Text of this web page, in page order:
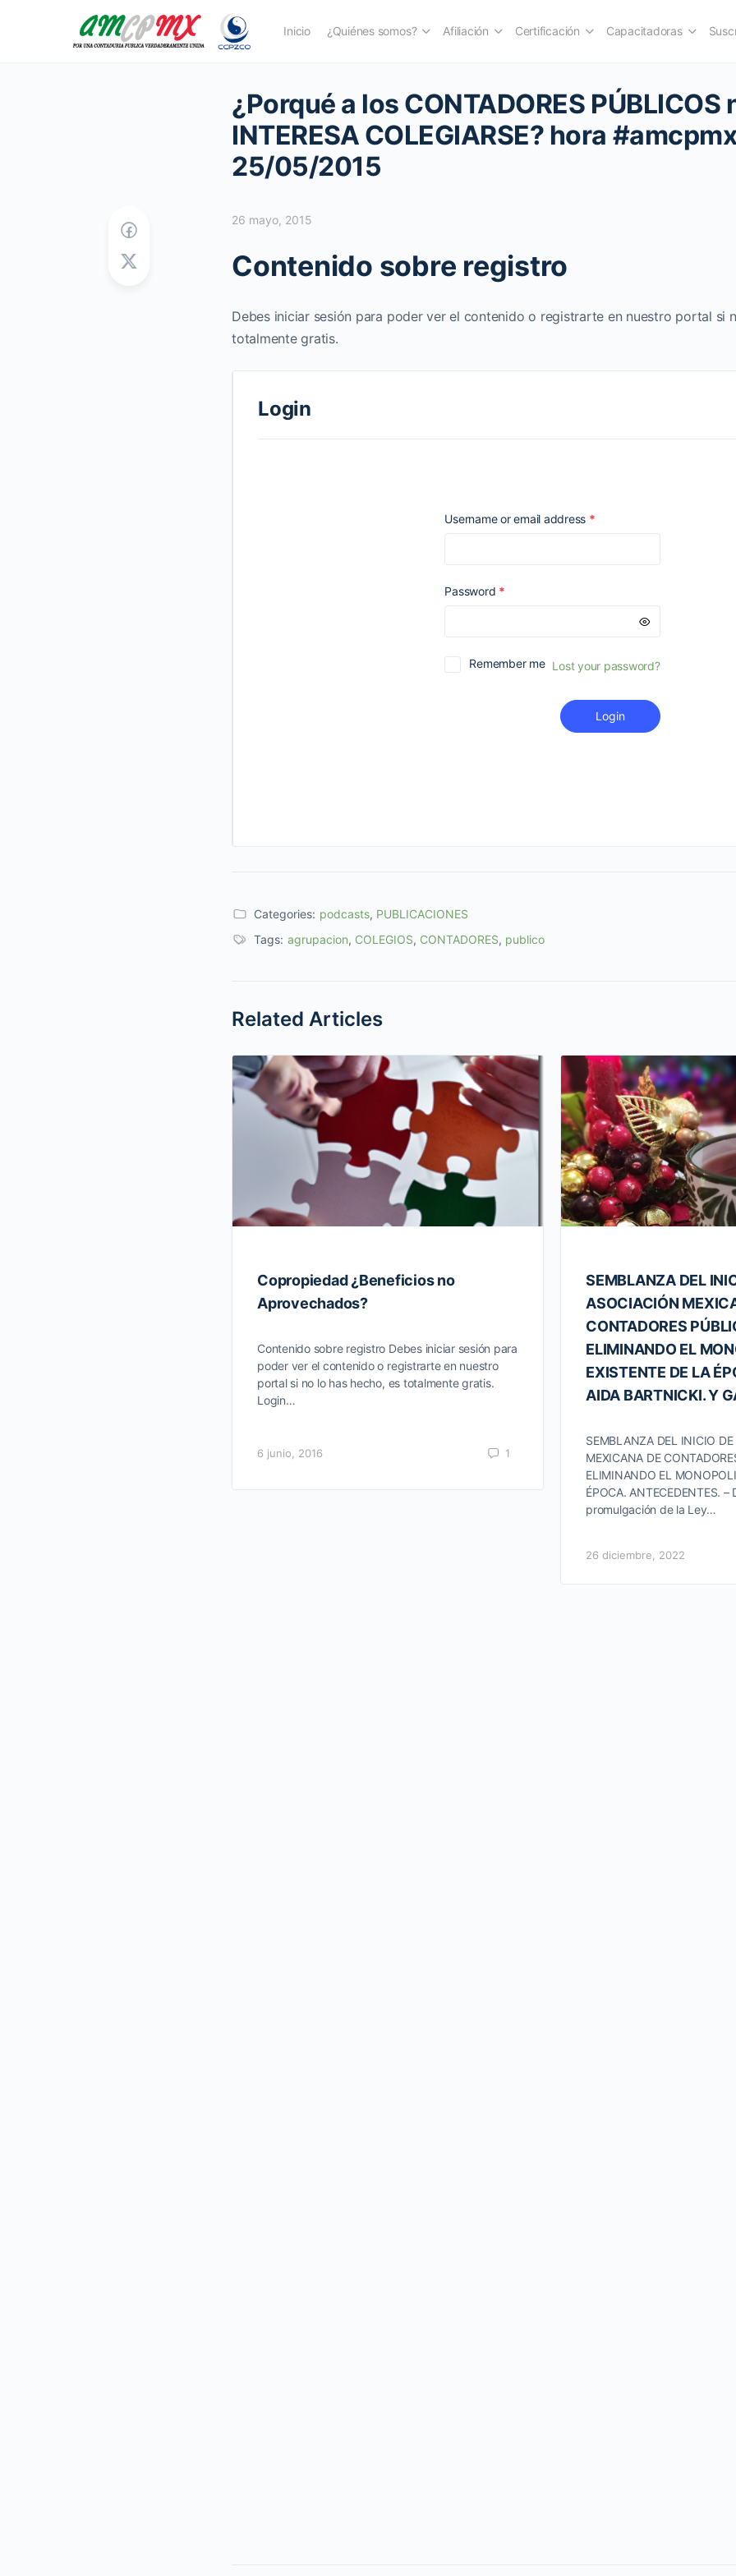
Inicio ¿Quiénes somos? Afiliación Certificación Capacitadoras
¿Porqué a los CONTADORES PÚBLICOS
INTERESA COLEGIARSE? hora
25/05/2015
26 mayo, 2015
Contenido sobre registro
Debes iniciar sesión para poder ver el contenido o registrarte en nuestro portal si
totalmente gratis.
Login
Username or email address *Required
Password *Required
Remember me Lost your password?
Login
Categories: podcasts, PUBLICACIONES
Tags: agrupacion, COLEGIOS, CONTADORES, publico
Related Articles
Copropiedad ¿Beneficios no
Aprovechados?
Contenido sobre registro Debes iniciar sesión para
poder ver el contenido o registrarte en nuestro
portal si no lo has hecho, es totalmente gratis.
Login…
6 junio, 2016 1
SEMBLANZA DEL
ASOCIACIÓN
CONTADORES
ELIMINANDO EL
EXISTENTE DE LA
AIDA BARTNICKI. Y
SEMBLANZA DEL INICIO
MEXICANA DE
ELIMINANDO EL
ÉPOCA. ANTECEDENTES. –
promulgación de la Ley…
26 diciembre, 2022